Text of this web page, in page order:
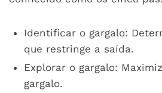
Identificar o gargalo:
que restringe a saída.
Explorar o gargalo:
gargalo.